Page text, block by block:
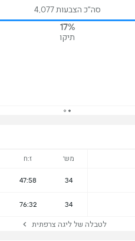
מש' ז:ח
34
47:58
34
76:32
לטבלה של ליגה צרפתית
סה"כ הצבעות 4,077
17%
תיקו